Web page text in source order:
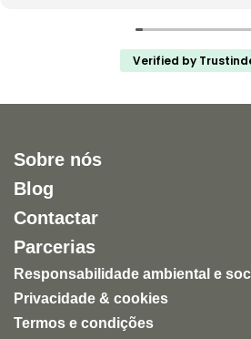
A Rewilding Portugal mostra que
turismo de natureza e da
experiência, a comparação com
conhecimento e a proteção da
entretenimento humano.
Uma experiência inspiradora,
recomendável para quem quer
de forma ética e responsável.
Verified by
Sobre nós
Blog
Contactar
Parcerias
Responsabilidade ambiental e
Privacidade & cookies
Termos e condições